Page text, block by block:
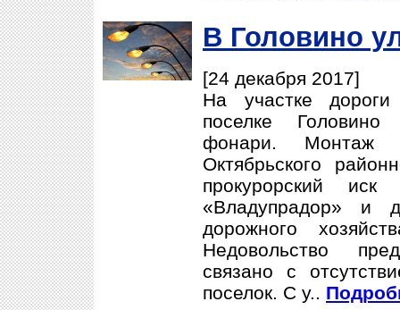
В Головино
[24 декабря 2017]
На участке
поселке
фонари. Монтаж
Октябрьского
прокурорский
«Владупрадор» и
дорожного
Недовольство
связано с
поселок. С у..